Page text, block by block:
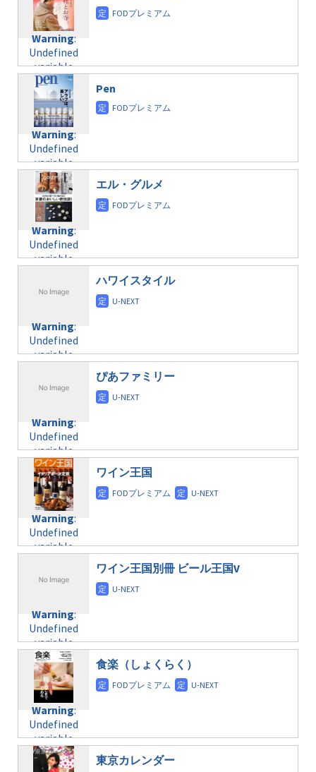
Warning:
Undefined
variable
$post_id in
/home/c4607168/public_html/osusume-
doga.com/wp-
content/themes/soledad-
child/post-
formats/format-
taxmagazine.php
on line31
Warning
Undefined
variable
$post_id in
/home/c4607168/public_html/osusume-
content/themes/soledad-
formats/format-
taxmagazine.php
on line34
Warning:
Undefined
variable
$post_id in
/home/c4607168/public_html/osusume-
doga.com/wp-
content/themes/soledad-
child/post-
formats/format-
taxmagazine.php
variable
$post_id in
/home/c4607168/public_html/osusume-
content/themes/soledad-
formats/format-
taxmagazine.php
on line34
Pen
Warning:
Undefined
variable
/home/c4607168/public_html/osusume-
child/post-
formats/format-
taxmagazine.php
variable
$post_id in
/home/c4607168/public_html/osusume-
doga.com/wp-
content/themes/soledad-
child/post-
formats/format-
taxmagazine.php
on line34
エル・グルメ
Warning:
Undefined
variable
/home/c4607168/public_html/osusume-
child/post-
formats/format-
taxmagazine.php
on line40
Warning
Undefined
variable
$post_id in
/home/c4607168/public_html/osusume-
content/themes/soledad-
formats/format-
taxmagazine.php
on line43
ハワイスタイル
Warning:
Undefined
variable
$post_id in
/home/c4607168/public_html/osusume-
doga.com/wp-
content/themes/soledad-
child/post-
formats/format-
taxmagazine.php
variable
$post_id in
/home/c4607168/public_html/osusume-
doga.com/wp-
content/themes/soledad-
child/post-
formats/format-
taxmagazine.php
on line43
ぴあファミリー
Warning:
Undefined
variable
/home/c4607168/public_html/osusume-
child/post-
formats/format-
taxmagazine.php
on line31
Warning
Undefined
variable
$post_id in
/home/c4607168/public_html/osusume-
doga.com/wp-
ワイン王国
Warning:
Undefined
variable
$post_id in
/home/c4607168/public_html/osusume-
doga.com/wp-
content/themes/soledad-
child/post-
formats/format-
taxmagazine.php
on line40
ワイン王国別冊 ビール王国V
Warning:
Undefined
variable
$post_id in
/home/c4607168/public_html/osusume-
食楽（しょくらく）
東京カレンダー